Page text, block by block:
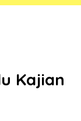
Kajian